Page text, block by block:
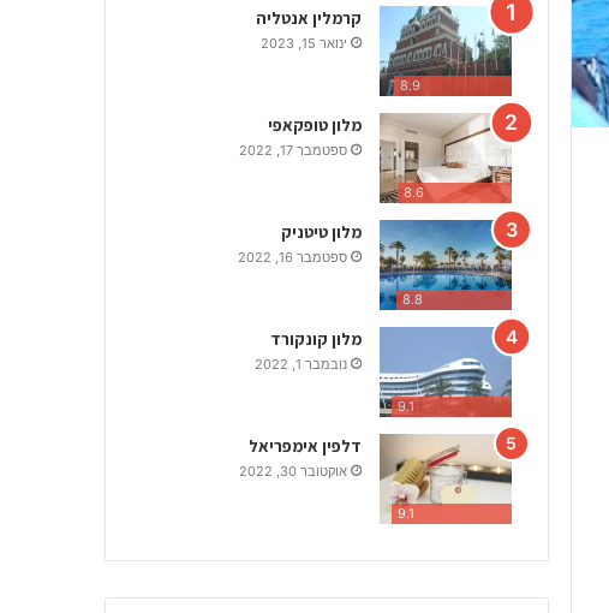
8.9
קרמלין אנטליה
ינואר 15, 2023
8.6
מלון טופקאפי
ספטמבר 17, 2022
8.8
מלון טיטניק
ספטמבר 16, 2022
9.1
מלון קונקורד
נובמבר 1, 2022
9.1
דלפין אימפריאל
אוקטובר 30, 2022